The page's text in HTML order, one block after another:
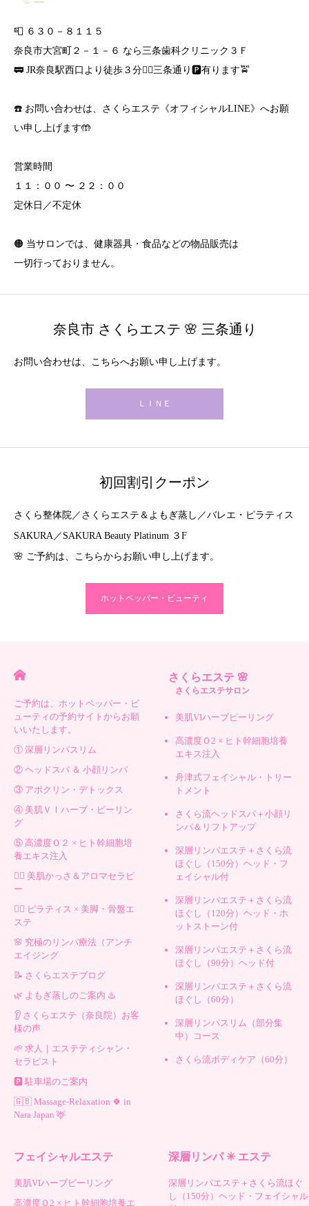
📮 ６３０－８１１５
奈良市大宮町２－１－６ なら三条歯科クリニック３Ｆ
🚃 JR奈良駅西口より徒歩３分🚶‍♀️三条通り🅿️有ります🚖
☎️ お問い合わせは、さくらエステ《オフィシャルLINE》へお願
い申し上げます🤲
営業時間
１１：００ 〜 ２２：００
定休日／不定休
🟠 当サロンでは、健康器具・食品などの物品販売は
一切行っておりません。
奈良市 さくらエステ 🌸 三条通り
お問い合わせは、こちらへお願い申し上げます。
ＬＩＮＥ
初回割引クーポン
さくら整体院／さくらエステ＆よもぎ蒸し／バレエ・ピラティス
SAKURA／SAKURA Beauty Platinum ３F
🌸 ご予約は、こちらからお願い申し上げます。
ホットペッパー・ビューティ
ご予約は、ホットペッパー・ビ
ューティの予約サイトからお願
いいたします。
① 深層リンパスリム
② ヘッドスパ ＆ 小顔リンパ
③ アポクリン・デトックス
④ 美肌ＶＩハーブ・ピーリン
グ
⑤ 高濃度Ｏ２ × ヒト幹細胞培
養エキス注入
💆‍♀️ 美肌かっさ＆アロマセラピ
ー
🧘‍♀️ ピラティス × 美脚・骨盤エ
ステ
🌸 究極のリンパ療法（アンチ
エイジング
📝 さくらエステブログ
🌿 よもぎ蒸しのご案内 ♨️
👂 さくらエステ（奈良院）お客
様の声
🌱 求人｜エステティシャン・
セラピスト
🅿️ 駐車場のご案内
🇬🇧 Massage-Relaxation 🍀 in
Nara Japan 🦌
さくらエステ 🌸
さくらエステサロン
美肌VIハーブピーリング
高濃度Ｏ2 × ヒト幹細胞培養
エキス注入
舟津式フェイシャル・トリー
トメント
さくら流ヘッドスパ＋小顔リ
ンパ＆リフトアップ
深層リンパエステ＋さくら流
ほぐし（150分）ヘッド・フ
ェイシャル付
深層リンパエステ＋さくら流
ほぐし（120分）ヘッド・ホ
ットストーン付
深層リンパエステ＋さくら流
ほぐし（90分）ヘッド付
深層リンパエステ＋さくら流
ほぐし（60分）
深層リンパスリム（部分集
中）コース
さくら流ボディケア（60分）
フェイシャルエステ
美肌VIハーブピーリング
高濃度Ｏ2 × ヒト幹細胞培養エ
深層リンパ ✳︎ エステ
深層リンパエステ＋さくら流ほぐ
し（150分）ヘッド・フェイシャル